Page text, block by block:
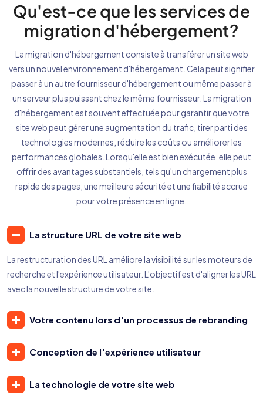
Qu'est-ce que les services de
migration d'hébergement?
La migration d'hébergement consiste à transférer un site web
vers un nouvel environnement d'hébergement. Cela peut signifier
passer à un autre fournisseur d'hébergement ou même passer à
un serveur plus puissant chez le même fournisseur. La migration
d'hébergement est souvent effectuée pour garantir que votre
site web peut gérer une augmentation du trafic, tirer parti des
technologies modernes, réduire les coûts ou améliorer les
performances globales. Lorsqu'elle est bien exécutée, elle peut
offrir des avantages substantiels, tels qu'un chargement plus
rapide des pages, une meilleure sécurité et une fiabilité accrue
pour votre présence en ligne.
La structure URL de votre site web
La restructuration des URL améliore la visibilité sur les moteurs de
recherche et l'expérience utilisateur. L'objectif est d'aligner les URL
avec la nouvelle structure de votre site.
Votre contenu lors d'un processus de rebranding
Conception de l'expérience utilisateur
La technologie de votre site web